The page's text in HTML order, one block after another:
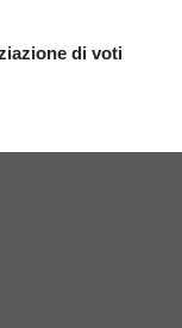
di voti